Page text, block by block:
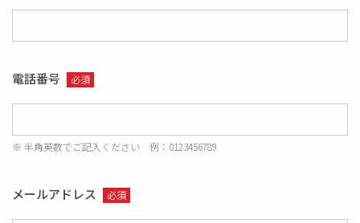
電話番号 必須
※ 半角英数でご記入ください 例：0123456789
メールアドレス 必須